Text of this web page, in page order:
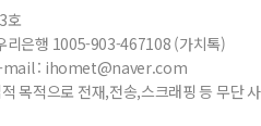
호
리은행 1005-903-467108 (가치톡)
mail : ihomet@naver.com
목적으로 전재,전송,스크래핑 등 무단